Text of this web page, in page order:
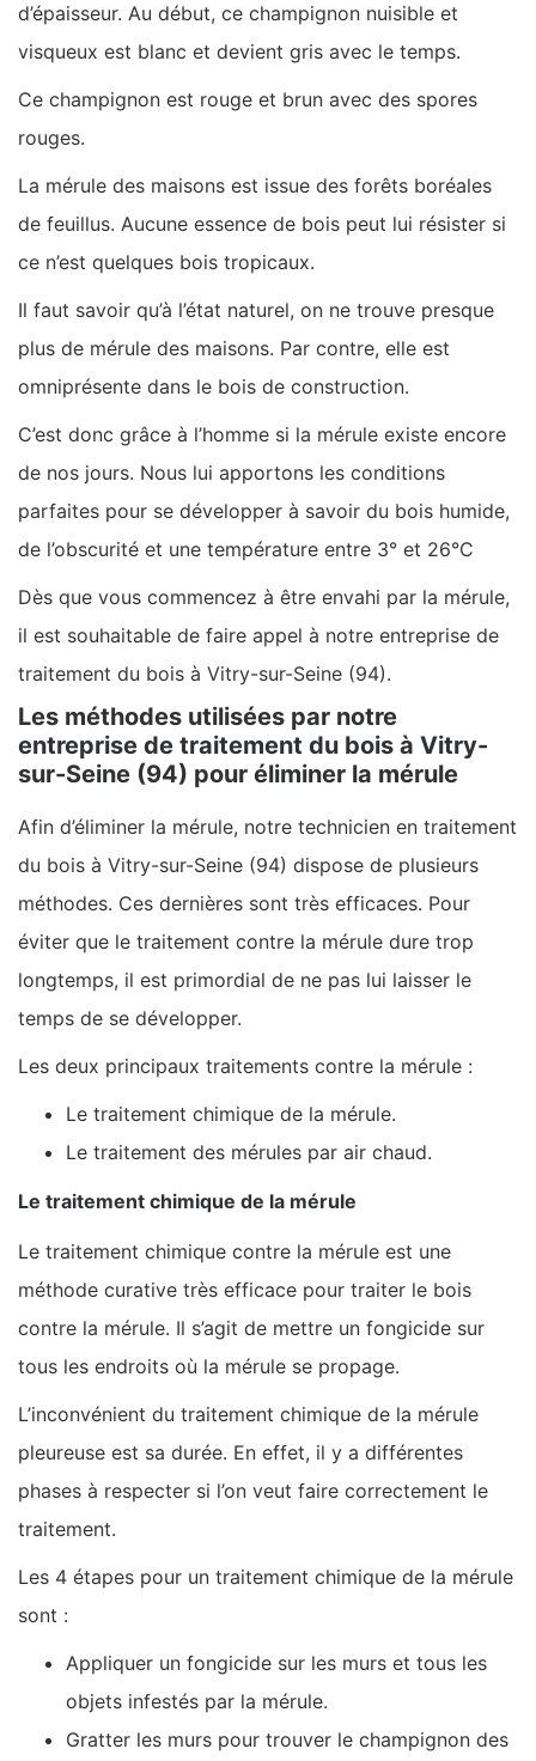
d’épaisseur. Au début, ce champignon nuisible et
visqueux est blanc et devient gris avec le temps.
Ce champignon est rouge et brun avec des spores
rouges.
La mérule des maisons est issue des forêts boréales
de feuillus. Aucune essence de bois peut lui résister si
ce n’est quelques bois tropicaux.
Il faut savoir qu’à l’état naturel, on ne trouve presque
plus de mérule des maisons. Par contre, elle est
omniprésente dans le bois de construction.
C’est donc grâce à l’homme si la mérule existe encore
de nos jours. Nous lui apportons les conditions
parfaites pour se développer à savoir du bois humide,
de l’obscurité et une température entre 3° et 26°C
Dès que vous commencez à être envahi par la mérule,
il est souhaitable de faire appel à notre entreprise de
traitement du bois à Vitry-sur-Seine (94).
Les méthodes utilisées par notre
entreprise de traitement du bois à Vitry-
sur-Seine (94) pour éliminer la mérule
Afin d’éliminer la mérule, notre technicien en traitement
du bois à Vitry-sur-Seine (94) dispose de plusieurs
méthodes. Ces dernières sont très efficaces. Pour
éviter que le traitement contre la mérule dure trop
longtemps, il est primordial de ne pas lui laisser le
temps de se développer.
Les deux principaux traitements contre la mérule :
Le traitement chimique de la mérule.
Le traitement des mérules par air chaud.
Le traitement chimique de la mérule
Le traitement chimique contre la mérule est une
méthode curative très efficace pour traiter le bois
contre la mérule. Il s’agit de mettre un fongicide sur
tous les endroits où la mérule se propage.
L’inconvénient du traitement chimique de la mérule
pleureuse est sa durée. En effet, il y a différentes
phases à respecter si l’on veut faire correctement le
traitement.
Les 4 étapes pour un traitement chimique de la mérule
sont :
Appliquer un fongicide sur les murs et tous les
objets infestés par la mérule.
Gratter les murs pour trouver le champignon des